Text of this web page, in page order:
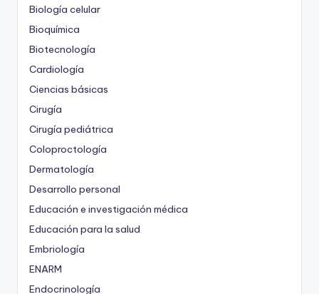
Biología celular
Bioquímica
Biotecnología
Cardiología
Ciencias básicas
Cirugía
Cirugía pediátrica
Coloproctología
Dermatología
Desarrollo personal
Educación e investigación médica
Educación para la salud
Embriología
ENARM
Endocrinología